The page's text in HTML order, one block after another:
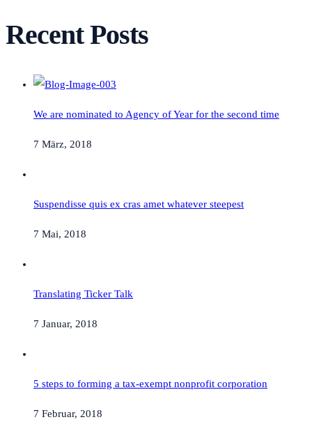
Recent Posts
We are nominated to Agency of Year for the second time
7 März, 2018
Suspendisse quis ex cras amet whatever steepest
7 Mai, 2018
Translating Ticker Talk
7 Januar, 2018
5 steps to forming a tax-exempt nonprofit corporation
7 Februar, 2018